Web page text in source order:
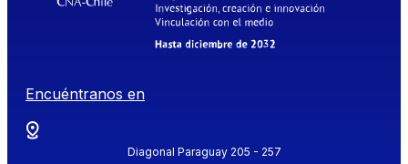
Encuéntranos en
Diagonal Paraguay 205 - 257